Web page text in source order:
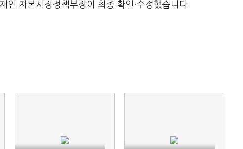
자본시장정책부장이 최종 확인·수정했습니다.